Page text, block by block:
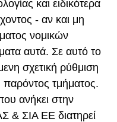
και ειδικότερα
- αν και μη
νομικών
αυτά. Σε αυτό το
σχετική ρύθμιση
παρόντος τμήματος.
ανήκει στην
& ΣΙΑ ΕΕ διατηρεί